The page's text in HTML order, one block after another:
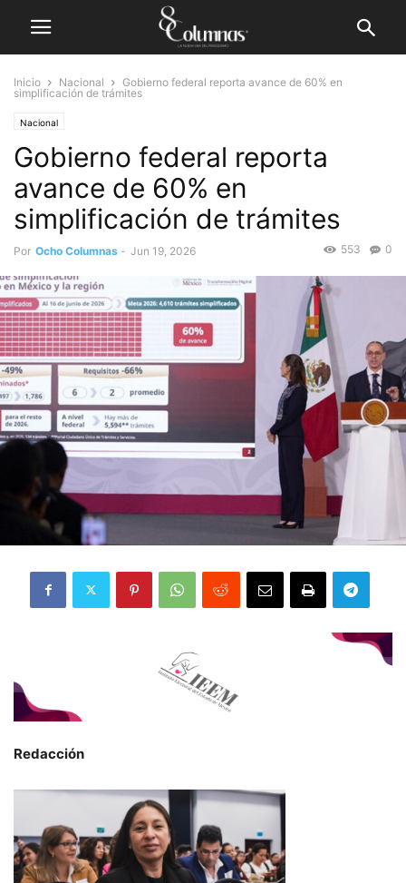
Inicio Nacional
Gobierno federal reporta avance de 60% en
simplificación de trámites
Nacional
Gobierno federal reporta
avance de 60% en
simplificación de trámites
Por Ocho Columnas - Jun 19, 2026 0
553
Redacción